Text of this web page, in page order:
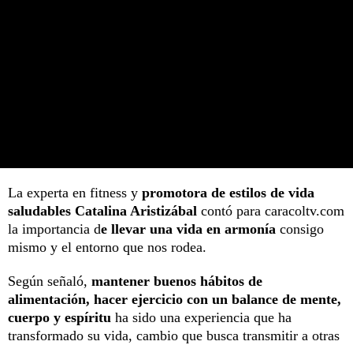
La experta en fitness y promotora de estilos de vida
saludables Catalina Aristizábal contó para caracoltv.com
la importancia de llevar una vida en armonía consigo
mismo y el entorno que nos rodea.
Según señaló, mantener buenos hábitos de
alimentación, hacer ejercicio con un balance de mente,
cuerpo y espíritu ha sido una experiencia que ha
transformado su vida, cambio que busca transmitir a otras